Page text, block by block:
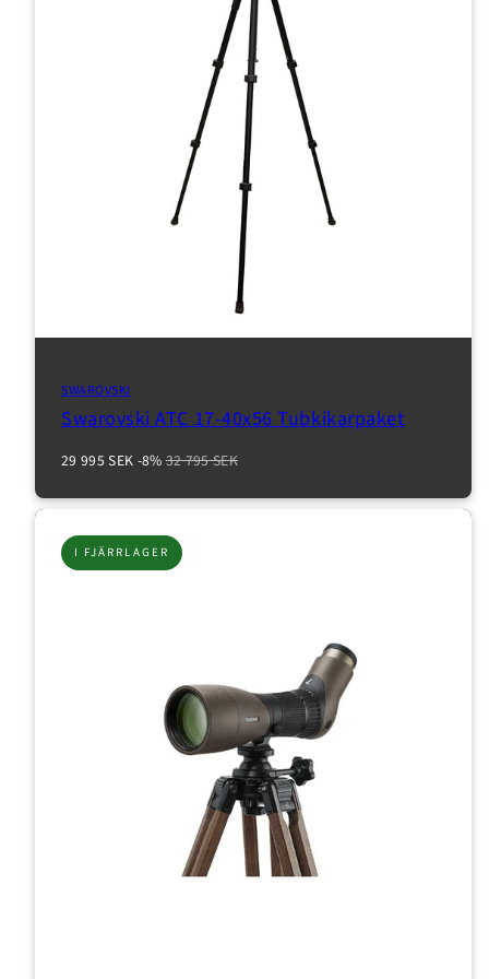
SWAROVSKI
Swarovski ATC 17-40x56 Tubkikarpaket
Reapris
29 995 SEK -8%Normalpris
32 795 SEK
I FJÄRRLAGER